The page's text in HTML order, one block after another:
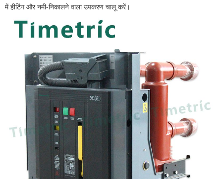
में हीटिंग और नमी-निकालने वाला उपकरण चालू करें।